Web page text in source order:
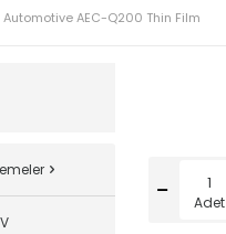
AEC-Q200 Thin Film
Adet